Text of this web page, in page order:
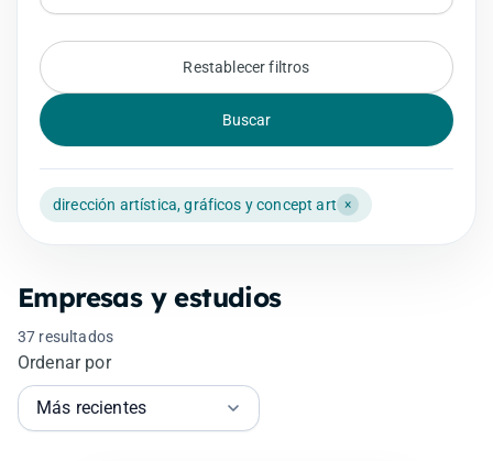
Restablecer filtros
Buscar
dirección artística, gráficos y concept art ×
Empresas y estudios
37 resultados
Ordenar por